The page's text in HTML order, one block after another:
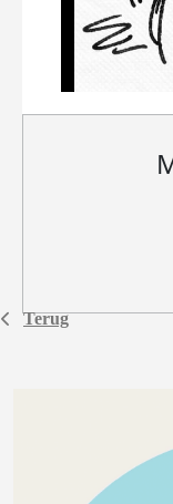
Terug